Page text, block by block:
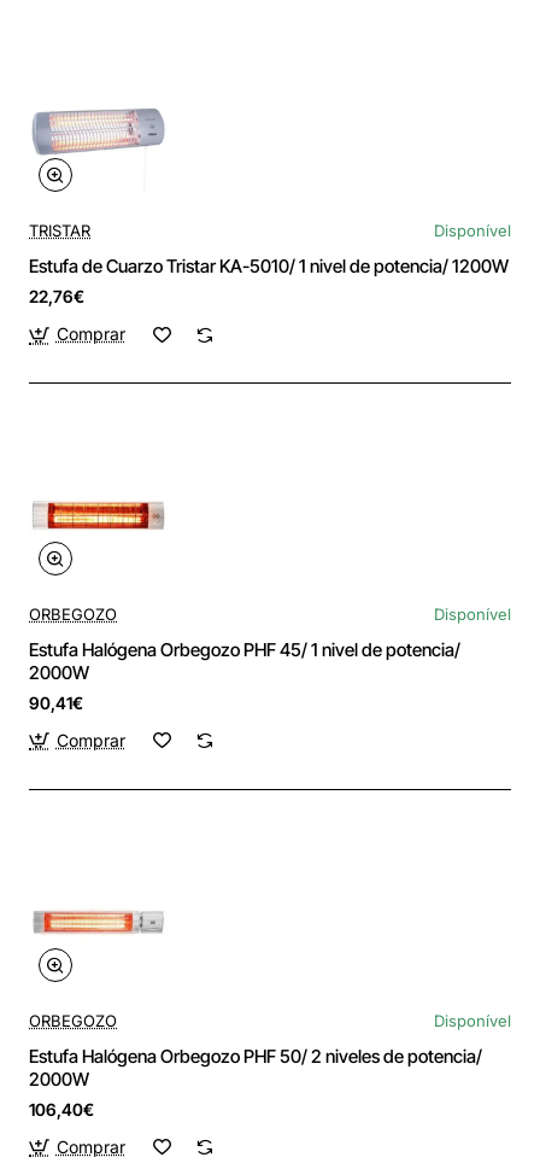
TRISTAR Disponível
Estufa de Cuarzo Tristar KA-5010/ 1 nivel de potencia/ 1200W
22,76€
Comprar
ORBEGOZO Disponível
Estufa Halógena Orbegozo PHF 45/ 1 nivel de potencia/
2000W
90,41€
Comprar
ORBEGOZO Disponível
Estufa Halógena Orbegozo PHF 50/ 2 niveles de potencia/
2000W
106,40€
Comprar